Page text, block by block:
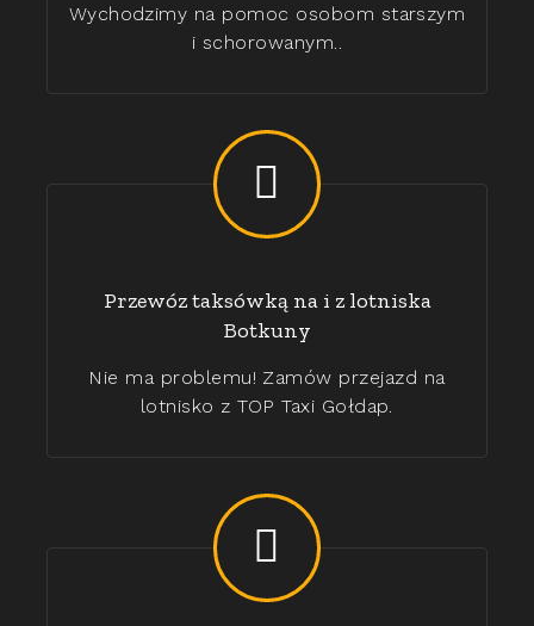
Wychodzimy na pomoc osobom starszym
i schorowanym..
Przewóz taksówką na i z lotniska
Botkuny
Nie ma problemu! Zamów przejazd na
lotnisko z TOP Taxi Gołdap.